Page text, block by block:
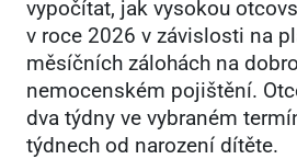
vypočítat, jak vysokou
v roce 2026 v závislosti na
měsíčních zálohách na
nemocenském pojištění.
dva týdny ve vybraném
týdnech od narození dítěte.